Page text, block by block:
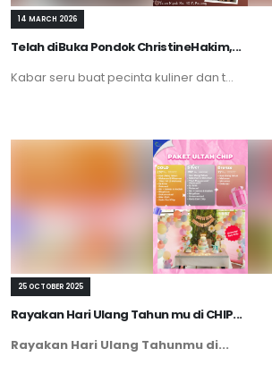
14 MARCH 2026
Telah diBuka Pondok ChristineHakim,...
Kabar seru buat pecinta kuliner dan t...
25 OCTOBER 2025
Rayakan Hari Ulang Tahun mu di CHIP...
Rayakan Hari Ulang Tahunmu di...